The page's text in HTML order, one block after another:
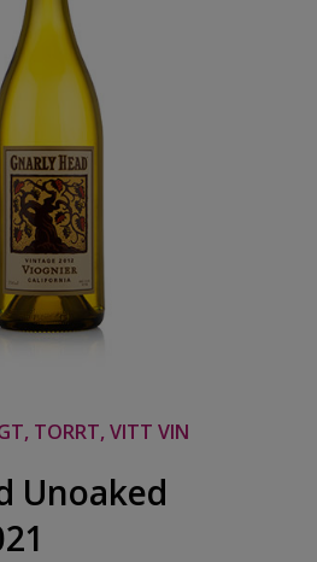
TORRT, VITT VIN
Unoaked